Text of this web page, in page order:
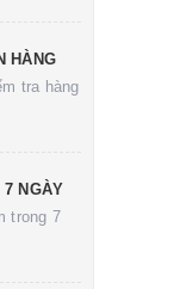
HÀNG
tra hàng
NGÀY
trong 7